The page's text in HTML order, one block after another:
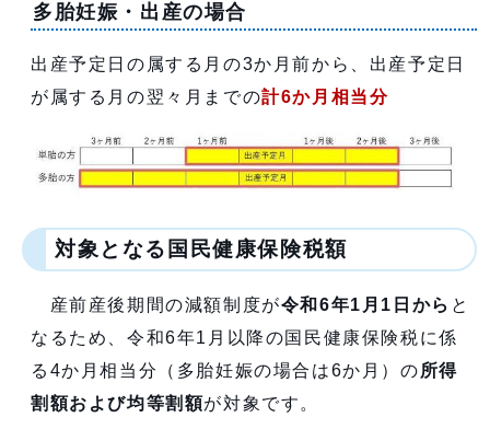
多胎妊娠・出産の場合
出産予定日の属する月の3か月前から、出産予定日
が属する月の翌々月までの計6か月相当分
対象となる国民健康保険税額
産前産後期間の減額制度が令和6年1月1日から と
なるため、令和6年1月以降の国民健康保険税に係
る4か月相当分（多胎妊娠の場合は6か月）の 所得
割額および均等割額が対象です。